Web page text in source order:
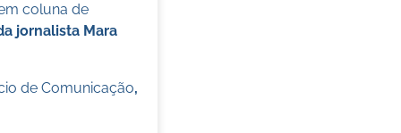
coluna de
jornalista Mara
de Comunicação,